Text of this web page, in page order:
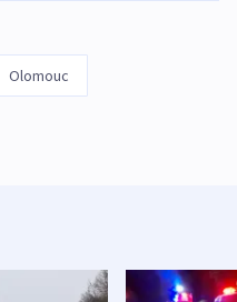
Olomouc